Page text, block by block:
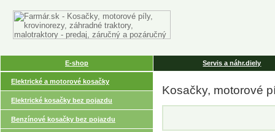
E-shop Servis a náhr.diely
Elektrické a motorové kosačky
Elektrické kosačky bez pojazdu
Benzínové kosačky bez pojazdu
Kosačky, motorové